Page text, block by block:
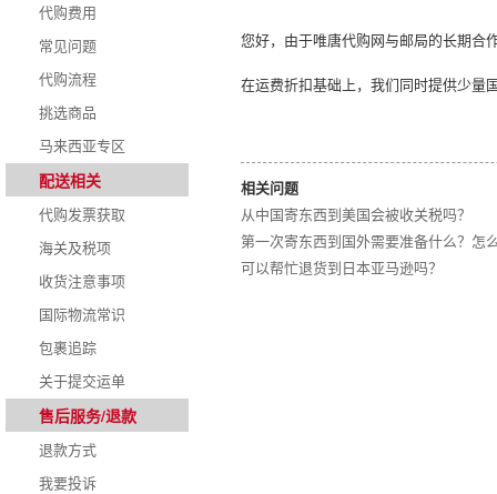
代购费用
常见问题
代购流程
挑选商品
马来西亚专区
配送相关
代购发票获取
海关及税项
收货注意事项
国际物流常识
包裹追踪
关于提交运单
售后服务/退款
退款方式
我要投诉
您好，由于唯唐代购网与邮局的长期合
在运费折扣基础上，我们同时提供少量
相关问题
从中国寄东西到美国会被收关税吗？
第一次寄东西到国外需要准备什么？怎
可以帮忙退货到日本亚马逊吗？